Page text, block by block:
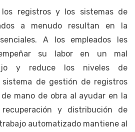
registros y los sistemas de
a menudo resultan en la
A los empleados les
su labor en un mal
y reduce los niveles de
de gestión de registros
mano de obra al ayudar en la
y distribución de
automatizado mantiene al